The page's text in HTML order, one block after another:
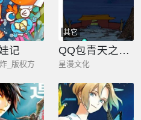
记
_版权方
其它
QQ包青天之大追杀
星漫文化